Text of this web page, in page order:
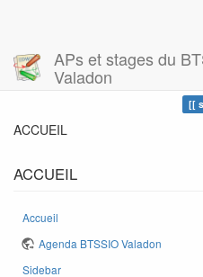
APs et stages du
Valadon
Piste consignesstage1
ACCUEIL
ACCUEIL
Accueil
Agenda BTSSIO Valadon
Sidebar